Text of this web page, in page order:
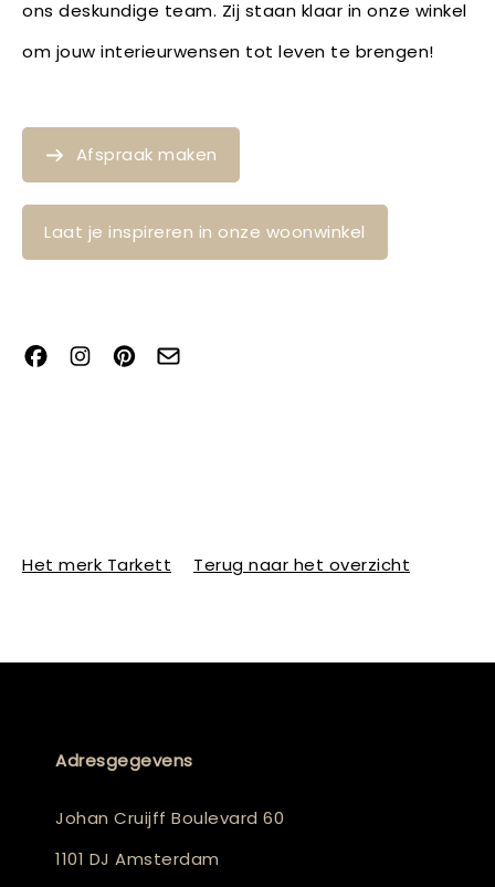
ons deskundige team. Zij staan klaar in onze winkel
om jouw interieurwensen tot leven te brengen!
Afspraak maken
Laat je inspireren in onze woonwinkel
Het merk Tarkett Terug naar het overzicht
Adresgegevens
Johan Cruijff Boulevard 60
1101 DJ Amsterdam